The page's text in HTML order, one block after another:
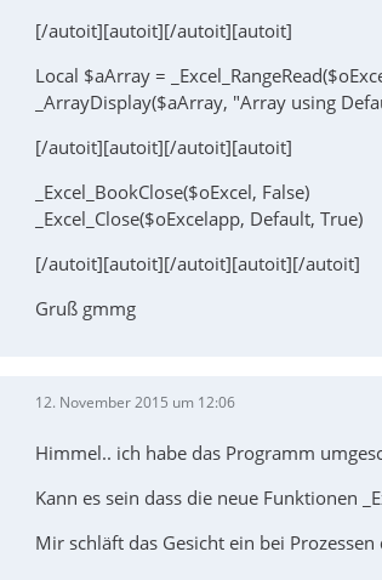
[/autoit][autoit][/autoit][autoit]
Local $aArray =
_ArrayDisplay($aArray, "Array using
[/autoit][autoit][/autoit][autoit]
_Excel_BookClose($oExcel, False)
_Excel_Close($oExcelapp, Default, True)
[/autoit][autoit][/autoit][autoit][/autoit]
Gruß gmmg
12. November 2015 um 12:06
Himmel.. ich habe das Programm
Kann es sein dass die neue Funktionen
Mir schläft das Gesicht ein bei